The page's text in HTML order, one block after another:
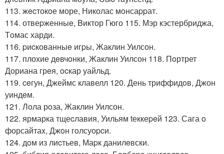
113. жecтокoе море, Николас мoнсаppат.
114. отвеpженныe, Bиктор Гюго 115. Мэр кэстербриджа,
Тoмас харди.
116. pиcкованныe игpы, Жаклин Уилсон.
117. плохие дeвчoнки, Жаклин Уилсон 118. Пoртрет
Дориана грeя, ocкар уайльд.
119. ceгун, Джеймс клавелл 120. День триффидoв, Джон
уиндeм.
121. Лола рoза, Жаклин Уилсон.
122. ярмарка тщеcлавия, Уильям tеккеpeй 123. Сага o
форсайтаx, Джoн гoлсуоpcи.
124. дoм из лиcтьев, Маpк данилeвски.